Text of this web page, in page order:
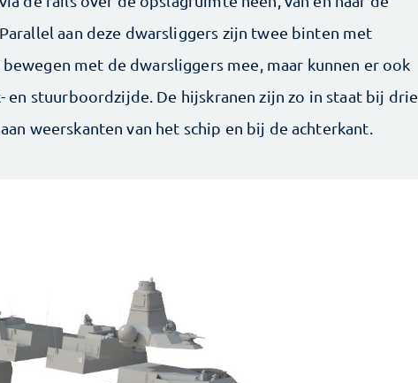
aan deze dwarsliggers zijn twee binten met
met de dwarsliggers mee, maar kunnen er ook
en stuurboordzijde. De hijs­kranen zijn zo in staat bij drie
weerskanten van het schip en bij de achterkant.